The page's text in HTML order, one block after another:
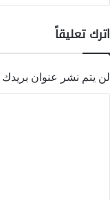
اترك تعليقاً
لن يتم نشر عنوان بريدك